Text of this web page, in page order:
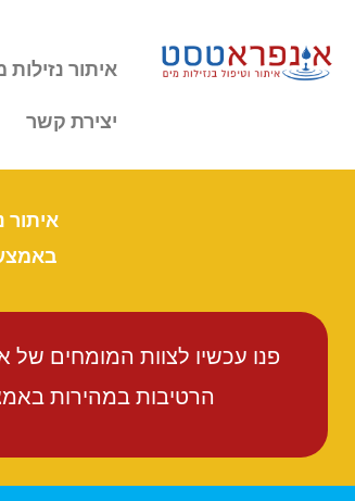
איתור נזילות
יצירת קשר
איתור
פנו עכשיו לצוות המומחים
הרטיבות במהירות